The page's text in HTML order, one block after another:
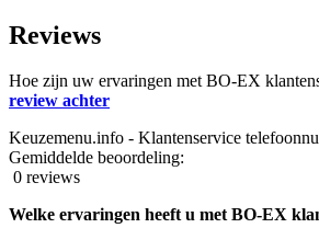
Reviews
Hoe zijn uw ervaringen met BO-EX
review achter
Keuzemenu.info - Klantenservice
Gemiddelde beoordeling:
0 reviews
Welke ervaringen heeft u met BO-EX